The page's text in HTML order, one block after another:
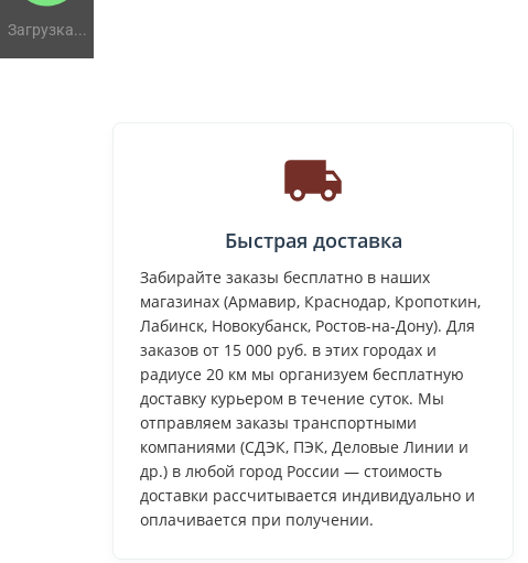
Загрузка...
Быстрая доставка
Забирайте заказы бесплатно в наших
магазинах (Армавир, Краснодар, Кропоткин,
Лабинск, Новокубанск, Ростов-на-Дону). Для
заказов от 15 000 руб. в этих городах и
радиусе 20 км мы организуем бесплатную
доставку курьером в течение суток. Мы
отправляем заказы транспортными
компаниями (СДЭК, ПЭК, Деловые Линии и
др.) в любой город России — стоимость
доставки рассчитывается индивидуально и
оплачивается при получении.